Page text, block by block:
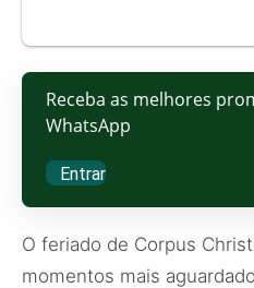
Receba as melhores
WhatsApp
Entrar
O feriado de Corpus
momentos mais